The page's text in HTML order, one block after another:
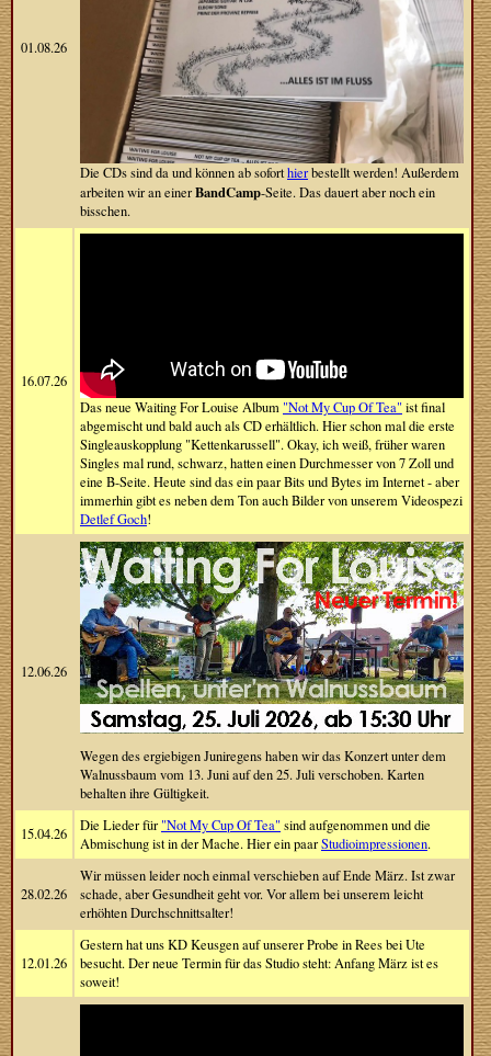
01.08.26
Die CDs sind da und können ab soforthierbestellt werden! Außerdem
arbeiten wir an einerBandCamp-Seite. Das dauert aber noch ein
bisschen.
16.07.26
Das neue Waiting For Louise Album "Not My Cup Of Tea" ist final
abgemischt und bald auch als CD erhältlich. Hier schon mal die erste
Singleauskopplung "Kettenkarussell". Okay, ich weiß, früher waren
Singles mal rund, schwarz, hatten einen Durchmesser von 7 Zoll und
eine B-Seite. Heute sind das ein paar Bits und Bytes im Internet - aber
immerhin gibt es neben dem Ton auch Bilder von unserem Videospezi
Detlef Goch!
12.06.26
Wegen des ergiebigen Juniregens haben wir das Konzert unter dem
Walnussbaum vom 13. Juni auf den 25. Juli verschoben. Karten
behalten ihre Gültigkeit.
15.04.26 Die Lieder für "Not My Cup Of Tea" sind aufgenommen und die
Abmischung ist in der Mache. Hier ein paarStudioimpressionen.
28.02.26
Wir müssen leider noch einmal verschieben auf Ende März. Ist zwar
schade, aber Gesundheit geht vor. Vor allem bei unserem leicht
erhöhten Durchschnittsalter!
12.01.26
Gestern hat uns KD Keusgen auf unserer Probe in Rees bei Ute
besucht. Der neue Termin für das Studio steht: Anfang März ist es
soweit!